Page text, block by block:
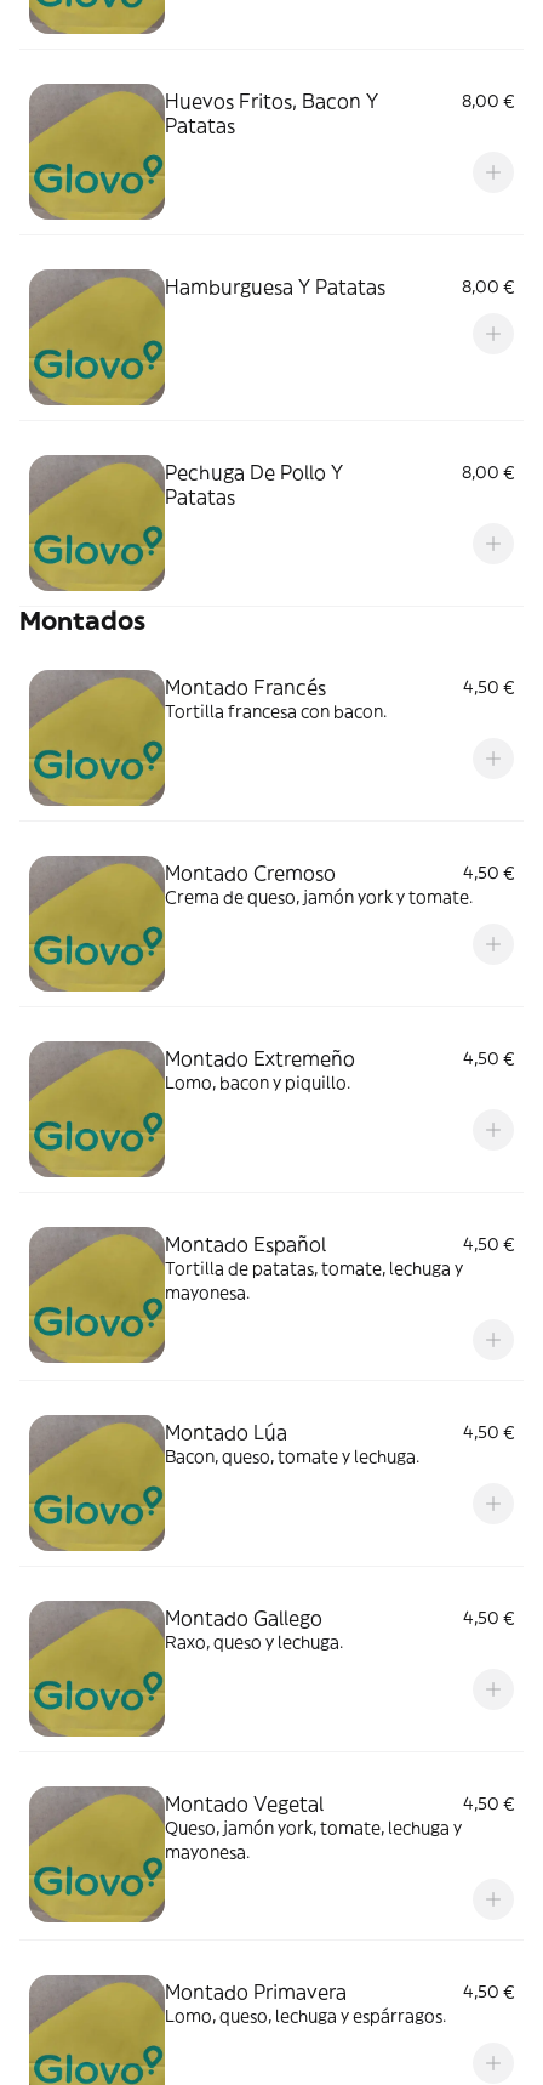
Huevos Fritos, Bacon Y
Patatas
8,00 €
Hamburguesa Y Patatas 8,00 €
Pechuga De Pollo Y
Patatas
8,00 €
Montados
Montado Francés
4,50 €
Tortilla francesa con bacon.
Montado Cremoso
4,50 €
Crema de queso, jamón york y tomate.
Montado Extremeño
4,50 €
Lomo, bacon y piquillo.
Montado Español
4,50 €
Tortilla de patatas, tomate, lechuga y
mayonesa.
Montado Lúa
4,50 €
Bacon, queso, tomate y lechuga.
Montado Gallego
4,50 €
Raxo, queso y lechuga.
Montado Vegetal
4,50 €
Queso, jamón york, tomate, lechuga y
mayonesa.
Montado Primavera
4,50 €
Lomo, queso, lechuga y espárragos.